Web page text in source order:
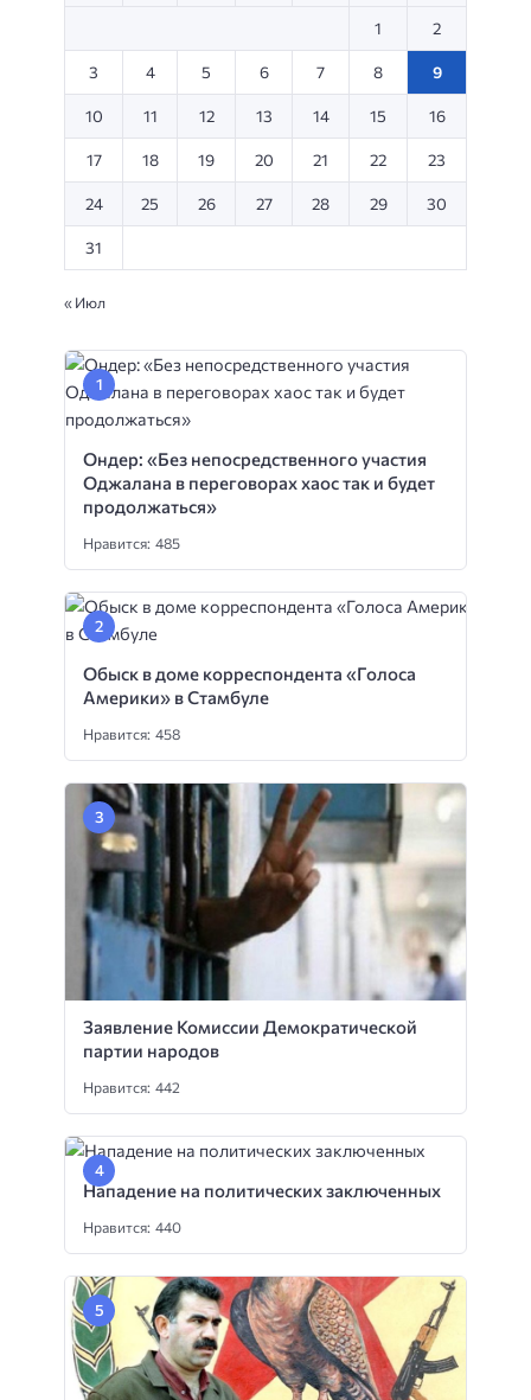
1 2
3 4 5 6 7 8 9
10 11 12 13 14 15 16
17 18 19 20 21 22 23
24 25 26 27 28 29 30
31
« Июл
Ондер: «Без непосредственного участия
Оджалана в переговорах хаос так и будет
продолжаться»
Нравится: 485
Обыск в доме корреспондента «Голоса
Америки» в Стамбуле
Нравится: 458
Заявление Комиссии Демократической
партии народов
Нравится: 442
Нападение на политических заключенных
Нравится: 440